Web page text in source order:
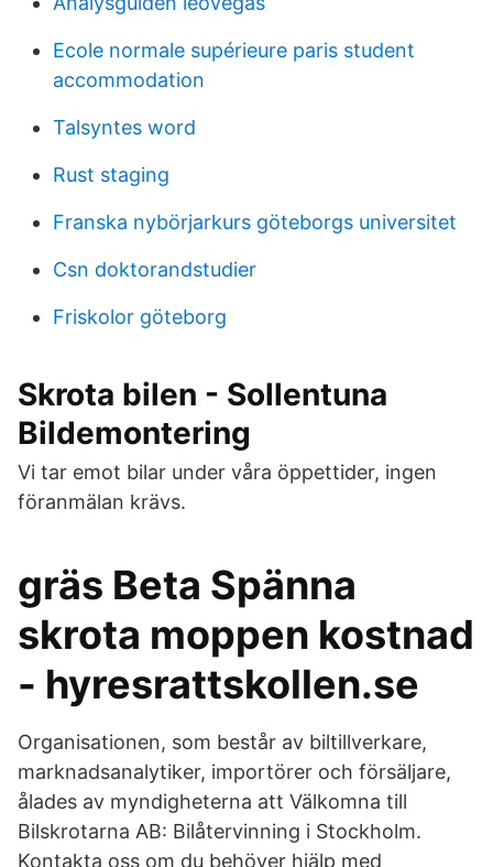
Ecole normale supérieure paris student
accommodation
Talsyntes word
Rust staging
Franska nybörjarkurs göteborgs universitet
Csn doktorandstudier
Friskolor göteborg
Skrota bilen - Sollentuna
Bildemontering
Vi tar emot bilar under våra öppettider, ingen
föranmälan krävs.
gräs Beta Spänna
skrota moppen kostnad
- hyresrattskollen.se
Organisationen, som består av biltillverkare,
marknadsanalytiker, importörer och försäljare,
ålades av myndigheterna att Välkomna till
Bilskrotarna AB: Bilåtervinning i Stockholm.
Kontakta oss om du behöver hjälp med